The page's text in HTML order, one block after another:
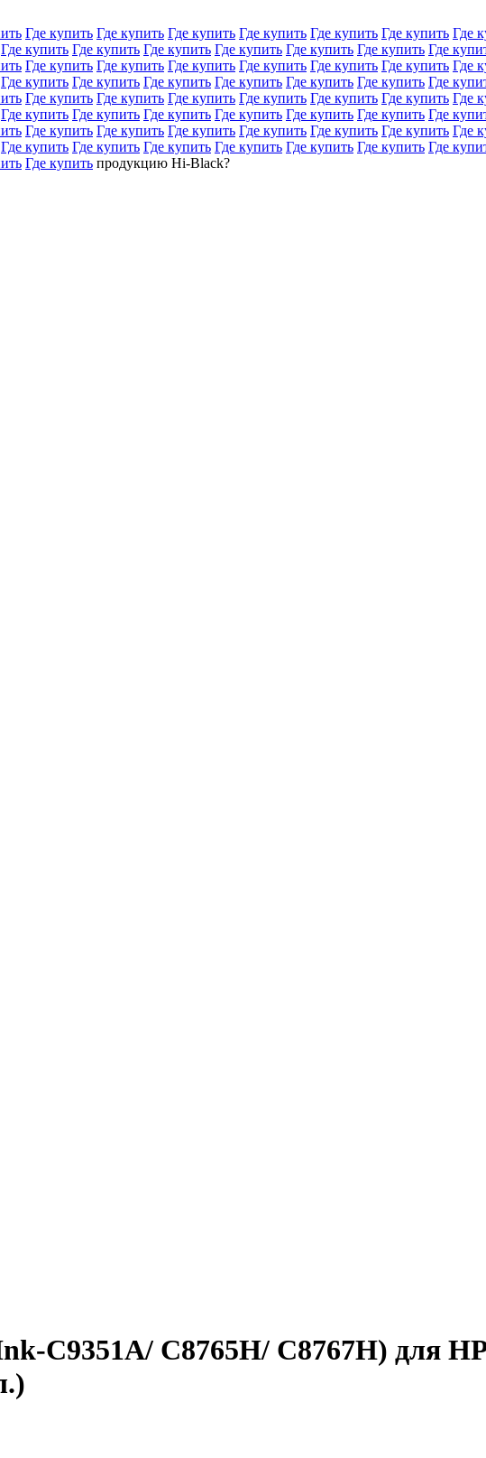
Где купить Где купить Где купить Где купить Где купить Где купить Где
Где купить Где купить Где купить Где купить Где купить Где купить Где
Где купить Где купить Где купить Где купить Где купить Где купить Где
Где купить Где купить Где купить Где купить Где купить Где купить Где
Где купить Где купить Где купить Где купить Где купить Где купить Где
Где купить Где купить Где купить Где купить Где купить Где купить Где
Где купить Где купить Где купить Где купить Где купить Где купить Где
Где купить Где купить Где купить Где купить Где купить Где купить Где
Где купить продукцию Hi-Black?
C9351A/ C8765H/ C8767H) для